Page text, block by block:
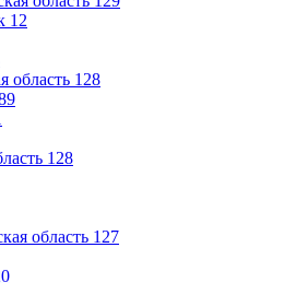
12
область 128
128
область 127